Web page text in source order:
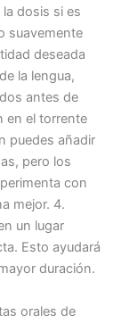
dosis si es
suavemente
deseada
la lengua,
antes de
en el torrente
puedes añadir
pero los
con
mejor. 4.
un lugar
Esto ayudará
duración.
orales de